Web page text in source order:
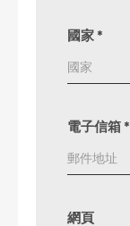
國家 *
電子信箱 *
網頁